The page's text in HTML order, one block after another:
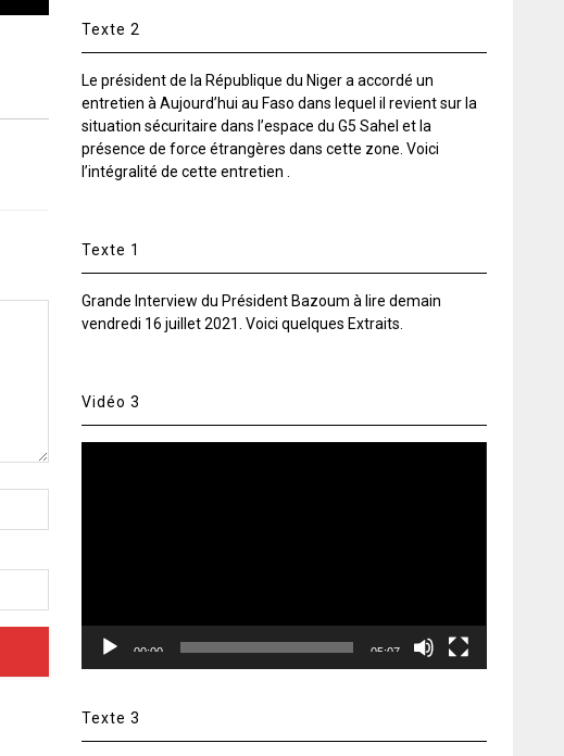
Texte 2
Le président de la République du Niger a accordé un
entretien à Aujourd’hui au Faso dans lequel il revient sur la
situation sécuritaire dans l’espace du G5 Sahel et la
présence de force étrangères dans cette zone. Voici
l’intégralité de cette entretien .
Texte 1
Grande Interview du Président Bazoum à lire demain
vendredi 16 juillet 2021. Voici quelques Extraits.
Vidéo 3
00:00 05:07
Texte 3